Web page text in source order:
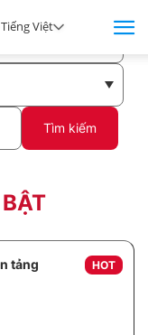
Tiếng Việt
Tìm kiếm
HOT
tảng